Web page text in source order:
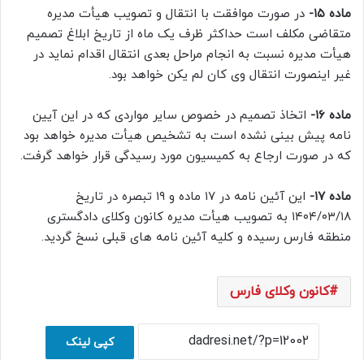
ماده ۱۵-
در صورت موافقت با انتقال و تصویب هیأت مدیره
متقاضی مکلف است حداکثر ظرف یک ماه از تاریخ ابلاغ تصمیم
هیأت مدیره نسبت به انجام مراحل بعدی انتقال اقدام نماید در
غیر اینصورت انتقال وى کان لم یکن خواهد بود.
ماده ۱۶-
اتخاذ تصمیم در خصوص سایر مواردی که در این آیین
نامه پیش بینی نشده است به تشخیص هیأت مدیره خواهد بود
که در صورت ارجاع به کمیسیون مورد رسیدگی قرار خواهد گرفت.
ماده ۱۷-
این آئین نامه در ۱۷ ماده و ۱۹ تبصره در تاریخ
۱۴۰۴/۰۳/۱۸ به تصویب هیأت مدیره کانون وکلای دادگستری
منطقه فارس رسیده و کلیه آئین نامه های قبلی نسخ گردید.
کانون وکلای فارس
کپی لینک